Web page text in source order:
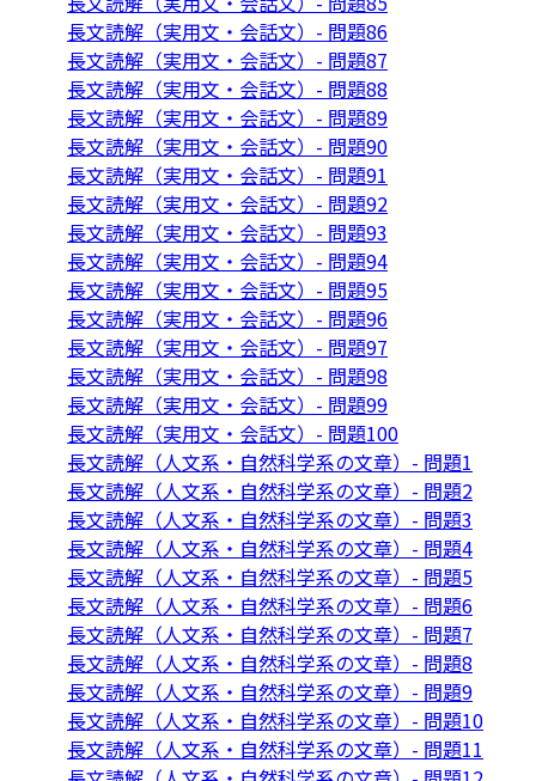
長文読解（実用文・会話文）- 問題86
長文読解（実用文・会話文）- 問題87
長文読解（実用文・会話文）- 問題88
長文読解（実用文・会話文）- 問題89
長文読解（実用文・会話文）- 問題90
長文読解（実用文・会話文）- 問題91
長文読解（実用文・会話文）- 問題92
長文読解（実用文・会話文）- 問題93
長文読解（実用文・会話文）- 問題94
長文読解（実用文・会話文）- 問題95
長文読解（実用文・会話文）- 問題96
長文読解（実用文・会話文）- 問題97
長文読解（実用文・会話文）- 問題98
長文読解（実用文・会話文）- 問題99
長文読解（実用文・会話文）- 問題100
長文読解（人文系・自然科学系の文章）- 問題1
長文読解（人文系・自然科学系の文章）- 問題2
長文読解（人文系・自然科学系の文章）- 問題3
長文読解（人文系・自然科学系の文章）- 問題4
長文読解（人文系・自然科学系の文章）- 問題5
長文読解（人文系・自然科学系の文章）- 問題6
長文読解（人文系・自然科学系の文章）- 問題7
長文読解（人文系・自然科学系の文章）- 問題8
長文読解（人文系・自然科学系の文章）- 問題9
長文読解（人文系・自然科学系の文章）- 問題10
長文読解（人文系・自然科学系の文章）- 問題11